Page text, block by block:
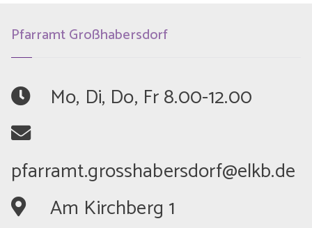
Pfarramt Großhabersdorf
	Mo, Di, Do, Fr 8.00-12.00
	Am Kirchberg 1